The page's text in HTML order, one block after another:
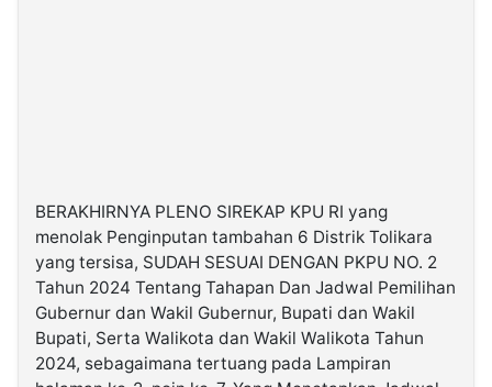
BERAKHIRNYA PLENO SIREKAP KPU RI yang
menolak Penginputan tambahan 6 Distrik Tolikara
yang tersisa, SUDAH SESUAI DENGAN PKPU NO. 2
Tahun 2024 Tentang Tahapan Dan Jadwal Pemilihan
Gubernur dan Wakil Gubernur, Bupati dan Wakil
Bupati, Serta Walikota dan Wakil Walikota Tahun
2024, sebagaimana tertuang pada Lampiran